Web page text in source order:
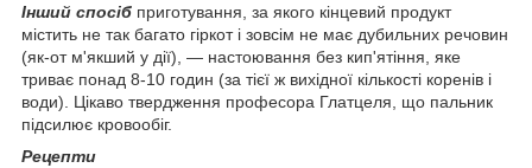
Інший спосіб приготування, за якого кінцевий продукт
містить не так багато гіркот і зовсім не має дубильних речовин
(як-от м'якший у дії), — настоювання без кип'ятіння, яке
триває понад 8-10 годин (за тієї ж вихідної кількості коренів і
води). Цікаво твердження професора Глатцеля, що пальник
підсилює кровообіг.
Рецепти